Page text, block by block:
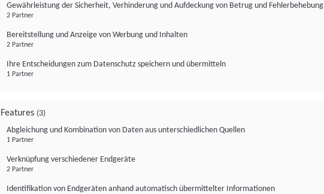
Gewährleistung der Sicherheit, Verhinderung und Aufdeckung von Betrug und Fehlerbehebung
2 Partner
Bereitstellung und Anzeige von Werbung und Inhalten
2 Partner
Ihre Entscheidungen zum Datenschutz speichern und übermitteln
1 Partner
Features (3)
Abgleichung und Kombination von Daten aus unterschiedlichen Quellen
1 Partner
Verknüpfung verschiedener Endgeräte
2 Partner
Identifikation von Endgeräten anhand automatisch übermittelter Informationen